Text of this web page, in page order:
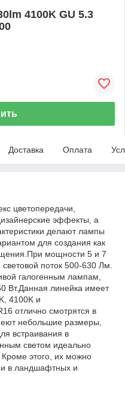
4100K GU 5.3
Доставка Оплата
цветопередачи,
эффекты, а
делают лампы
для создания как
мощности 5 и 7
поток 500-630 Лм.
галогенным лампам,
Вт.Данная линейка имеет
4100K и
отлично смотрятся в
небольшие размеры,
встраивания в
светом идеально
этого, их можно
в ландшафтных и